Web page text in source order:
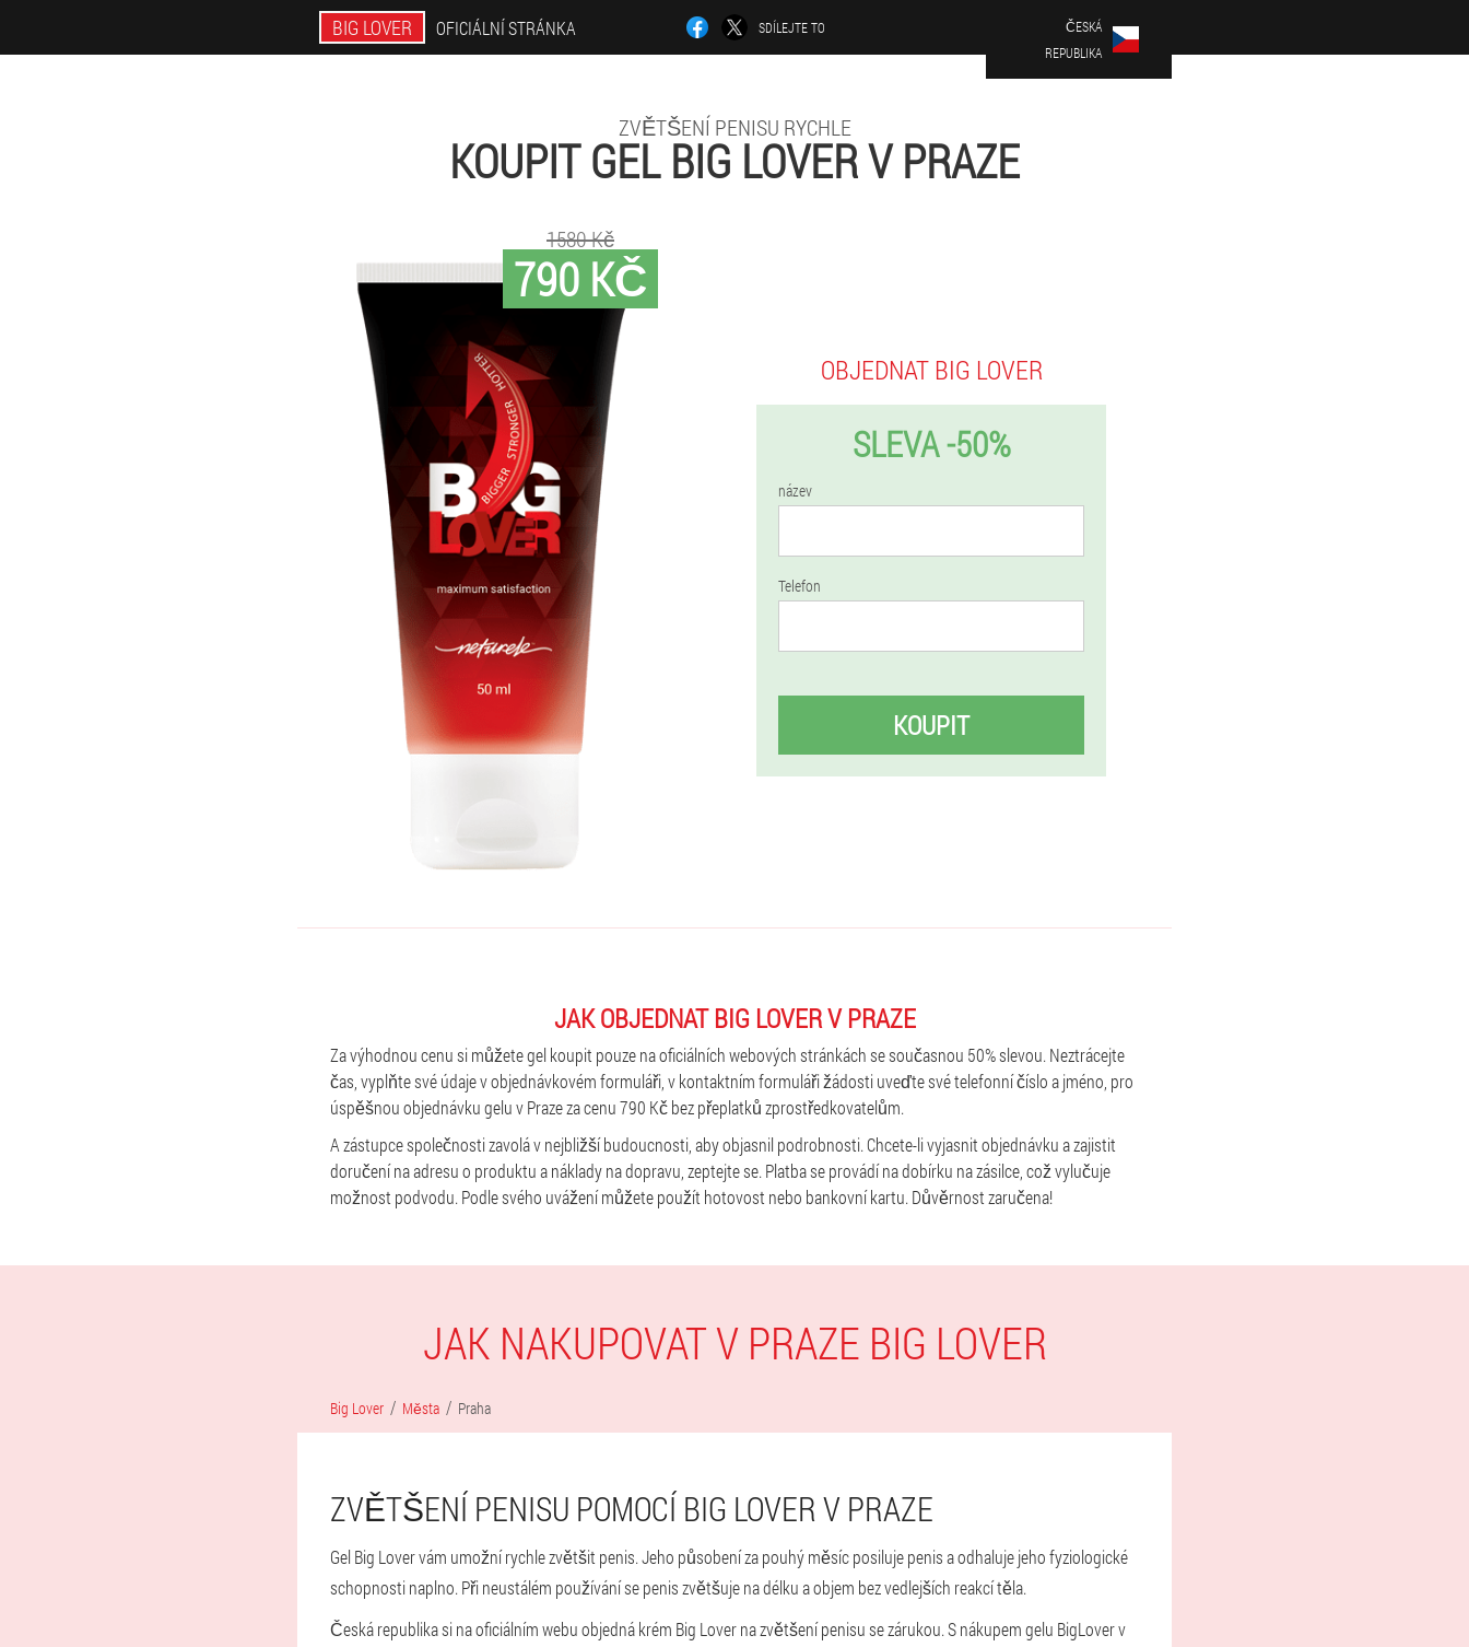
BIG LOVER OFICIÁLNÍ STRÁNKA SDÍLEJTE TO
ČESKÁ
REPUBLIKA
ZVĚTŠENÍ PENISU RYCHLE
KOUPIT GEL BIG LOVER V PRAZE
790 KČ
1580 Kč
OBJEDNAT BIG LOVER
SLEVA -50%
název
Telefon
KOUPIT
JAK OBJEDNAT BIG LOVER V PRAZE
Za výhodnou cenu si můžete gel koupit pouze na oficiálních webových stránkách se současnou 50% slevou. Neztrácejte
čas, vyplňte své údaje v objednávkovém formuláři, v kontaktním formuláři žádosti uveďte své telefonní číslo a jméno, pro
úspěšnou objednávku gelu v Praze za cenu 790 Kč bez přeplatků zprostředkovatelům.
A zástupce společnosti zavolá v nejbližší budoucnosti, aby objasnil podrobnosti. Chcete-li vyjasnit objednávku a zajistit
doručení na adresu o produktu a náklady na dopravu, zeptejte se. Platba se provádí na dobírku na zásilce, což vylučuje
možnost podvodu. Podle svého uvážení můžete použít hotovost nebo bankovní kartu. Důvěrnost zaručena!
JAK NAKUPOVAT V PRAZE BIG LOVER
Big Lover Města Praha
ZVĚTŠENÍ PENISU POMOCÍ BIG LOVER V PRAZE
Gel Big Lover vám umožní rychle zvětšit penis. Jeho působení za pouhý měsíc posiluje penis a odhaluje jeho fyziologické
schopnosti naplno. Při neustálém používání se penis zvětšuje na délku a objem bez vedlejších reakcí těla.
Česká republika si na oficiálním webu objedná krém Big Lover na zvětšení penisu se zárukou. S nákupem gelu BigLover v